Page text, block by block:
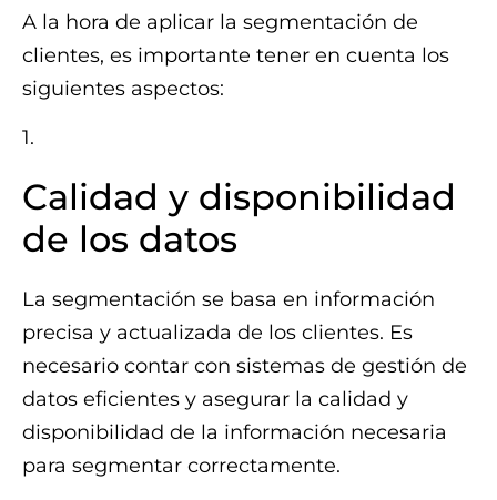
A la hora de aplicar la segmentación de
clientes, es importante tener en cuenta los
siguientes aspectos:
1.
Calidad y disponibilidad
de los datos
La segmentación se basa en información
precisa y actualizada de los clientes. Es
necesario contar con sistemas de gestión de
datos eficientes y asegurar la calidad y
disponibilidad de la información necesaria
para segmentar correctamente.